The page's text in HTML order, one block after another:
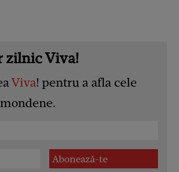
zilnic Viva!
Viva! pentru a afla cele